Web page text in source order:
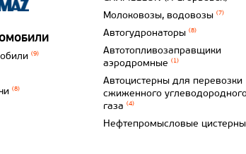
(9)
(8)
Молоковозы, водовозы (7)
Автогудронаторы (8)
Автотопливозаправщики
аэродромные (1)
Автоцистерны для перевозки
сжиженного
газа (4)
Нефтепромысловые цистерны